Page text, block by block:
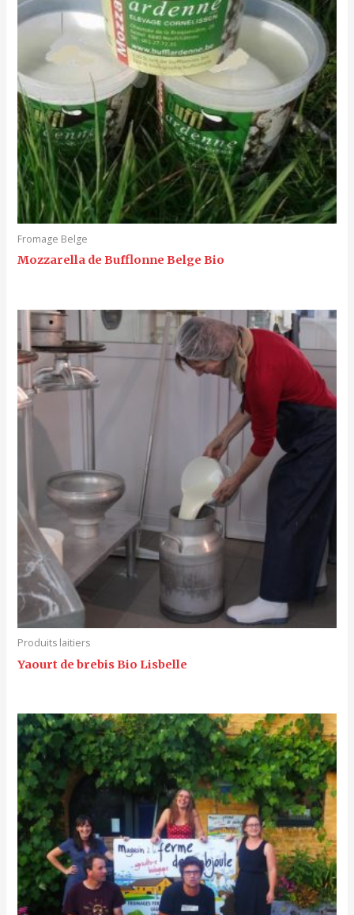
Fromage Belge
Mozzarella de Bufflonne Belge Bio
Produits laitiers
Yaourt de brebis Bio Lisbelle